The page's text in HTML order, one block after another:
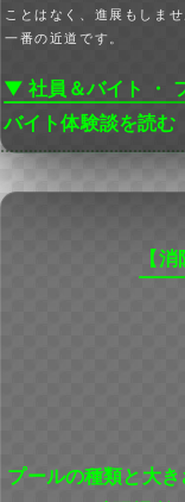
ことはなく、進展もしま
一番の近道です。
▼ 社員＆バイト ・
バイト体験談を読む
【
プールの種類と大